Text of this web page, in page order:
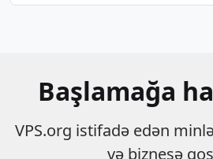
Başlamağa
VPS.org istifadə edən
və biznesə